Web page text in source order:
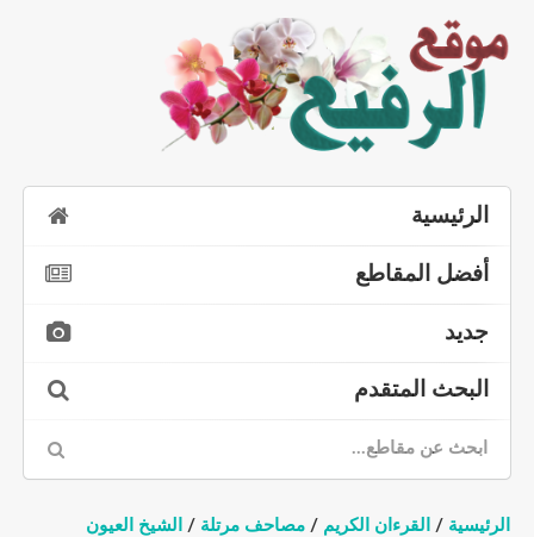
الرئيسية
أفضل المقاطع
جديد
البحث المتقدم
/القرءان الكريم/ مصاحف مرتلة / الشيخ العيون